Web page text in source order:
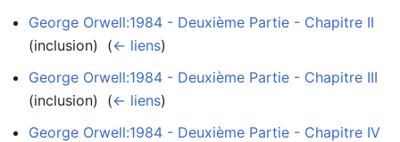
George Orwell:1984 - Deuxième Partie - Chapitre II
(inclusion) ‎ (← liens)
George Orwell:1984 - Deuxième Partie - Chapitre III
(inclusion) ‎ (← liens)
George Orwell:1984 - Deuxième Partie - Chapitre IV